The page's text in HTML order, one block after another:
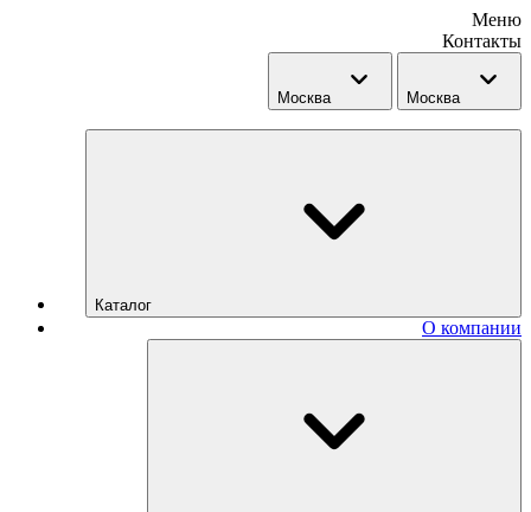
Меню
Контакты
Москва Москва
Каталог
О компании